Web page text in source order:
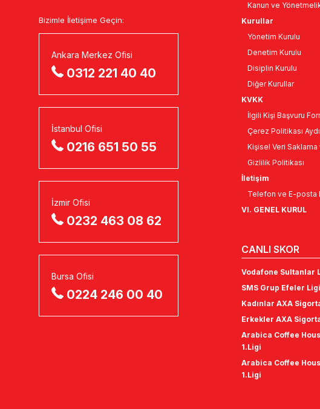
Bizimle İletişime Geçin:
Ankara Merkez Ofisi
0312 221 40 40
İstanbul Ofisi
0216 651 50 55
İzmir Ofisi
0232 463 08 62
Bursa Ofisi
0224 246 00 40
Kanun ve
Kurullar
Yönetim Kurulu
Denetim Kurulu
Disiplin Kurulu
Diğer Kurullar
KVKK
İlgili Kişi Başvuru
Çerez Politikası
Kişisel Veri Saklama
Gizlilik Politikası
İletişim
Telefon ve E-posta
VI. GENEL KURUL
CANLI SKOR
Vodafone Sultanlar
SMS Grup Efeler Ligi
Kadınlar AXA
Erkekler AXA
Arabica Coffee
1.Ligi
Arabica Coffee
1.Ligi